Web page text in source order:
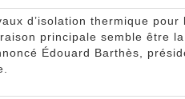
d’isolation thermique
principale semble être
Édouard Barthès,